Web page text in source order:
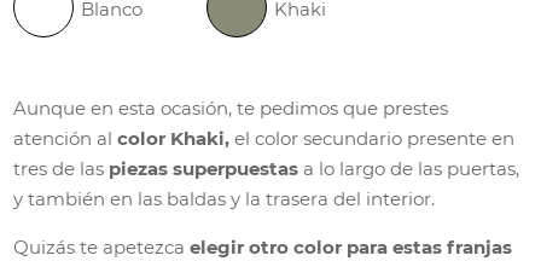
Blanco Khaki
Aunque en esta ocasión, te pedimos que prestes
atención alcolor Khaki,el color secundario presente en
tres de las piezas superpuestas a lo largo de las puertas,
y también en las baldas y la trasera del interior.
Quizás te apetezcaelegir otro color para estas franjas